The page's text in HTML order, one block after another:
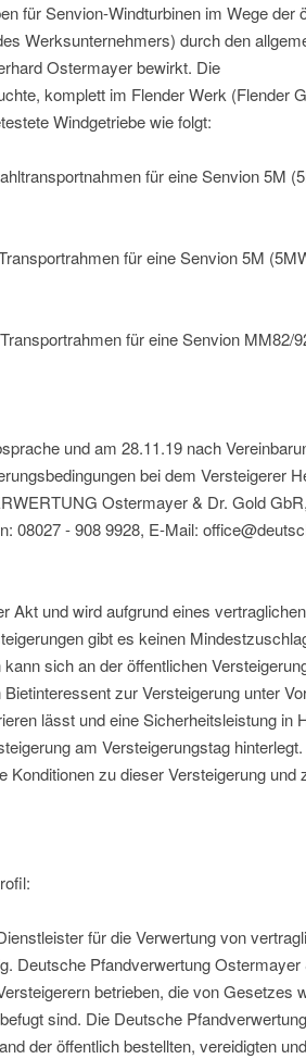
für Senvion-Windturbinen im Wege der
Werksunternehmers) durch den
Ostermayer bewirkt. Die
komplett im Flender Werk (Flender
Windgetriebe wie folgt:
für eine Senvion 5M
für eine Senvion 5M
für eine Senvion MM82/
und am 28.11.19 nach
bei dem Versteigerer
Ostermayer & Dr. Gold GbR,
08027 - 908 9928, E-Mail:
Akt und wird aufgrund eines vertraglichen
gibt es keinen
sich an der öffentlichen
zur Versteigerung unter
lässt und eine Sicherheitsleistung in
am Versteigerungstag hinterlegt.
zu dieser Versteigerung und
für die Verwertung von
Deutsche Pfandverwertung Ostermayer
betrieben, die von Gesetzes
sind. Die Deutsche
der öffentlich bestellten, vereidigten